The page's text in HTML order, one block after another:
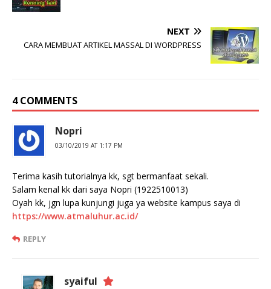
NEXT
CARA MEMBUAT ARTIKEL MASSAL DI WORDPRESS
4 COMMENTS
Nopri
03/10/2019 AT 1:17 PM
Terima kasih tutorialnya kk, sgt bermanfaat sekali.
Salam kenal kk dari saya Nopri (1922510013)
Oyah kk, jgn lupa kunjungi juga ya website kampus saya di
https://www.atmaluhur.ac.id/
REPLY
syaiful